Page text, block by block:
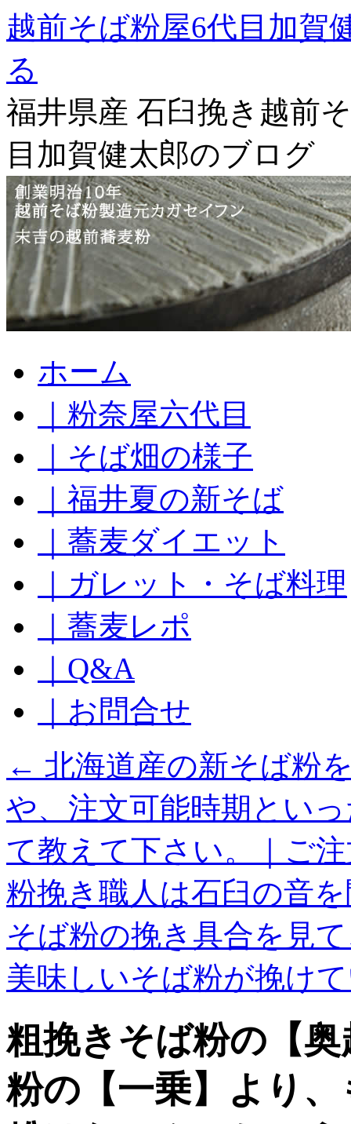
越前そば粉屋6代目加賀
る
福井県産 石臼挽き越前
目加賀健太郎のブログ
ン
ツ
ス
プ
ホーム
｜粉奈屋六代目
｜そば畑の様子
｜福井夏の新そば
｜蕎麦ダイエット
｜ガレット・そば料理
｜蕎麦レポ
｜Q&A
｜お問合せ
← 北海道産の新そば粉
や、注文可能時期とい
て教えて下さい。｜ご
粉挽き職人は石臼の音
そば粉の挽き具合を見
美味しいそば粉が挽け
粗挽きそば粉の【
粉の【一乗】より